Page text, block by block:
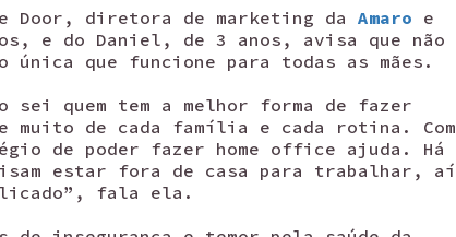
Door, diretora de marketing da Amaro e
e do Daniel, de 3 anos, avisa que não
única que funcione para todas as mães.
sei quem tem a melhor forma de fazer
muito de cada família e cada rotina. Com
de poder fazer home office ajuda. Há
estar fora de casa para trabalhar, aí
fala ela.